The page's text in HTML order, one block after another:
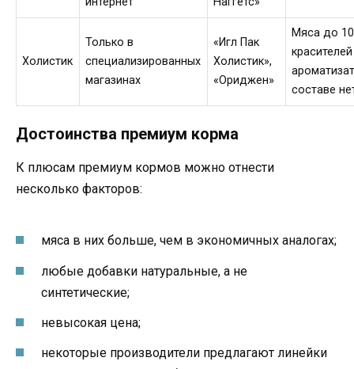
Холистик
Только в
специализированных
магазинах
«Игл Пак
Холистик»,
«Ориджен»
Мяса до
составе
Достоинства премиум корма
К плюсам премиум кормов можно отнести
несколько факторов:
мяса в них больше, чем в экономичных аналогах;
любые добавки натуральные, а не
синтетические;
невысокая цена;
некоторые производители предлагают линейки